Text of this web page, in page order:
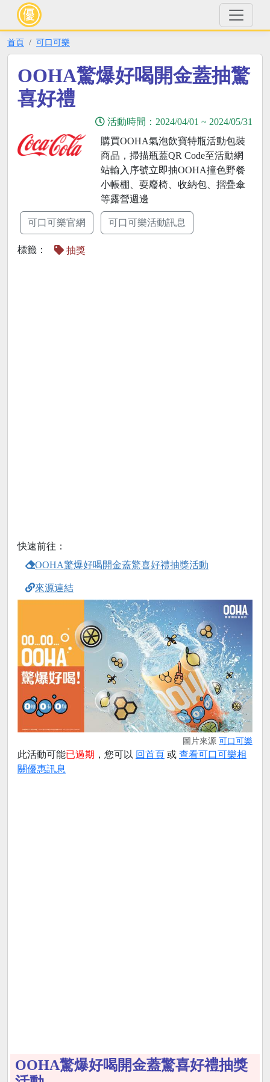
首頁 可口可樂
OOHA驚爆好喝開金蓋抽驚
喜好禮
活動時間： 2024/04/01 ~ 2024/05/31
購買OOHA氣泡飲寶特瓶活動包裝
商品，掃描瓶蓋QR Code至活動網
站輸入序號立即抽OOHA撞色野餐
小帳棚、耍廢椅、收納包、摺疊傘
等露營週邊
可口可樂官網 可口可樂活動訊息
標籤： 抽獎
快速前往：
OOHA驚爆好喝開金蓋驚喜好禮抽獎活動
來源連結
圖片來源 可口可樂
此活動可能已過期 ，您可以 回首頁 或 查看可口可樂相
關優惠訊息
OOHA驚爆好喝開金蓋驚喜好禮抽獎